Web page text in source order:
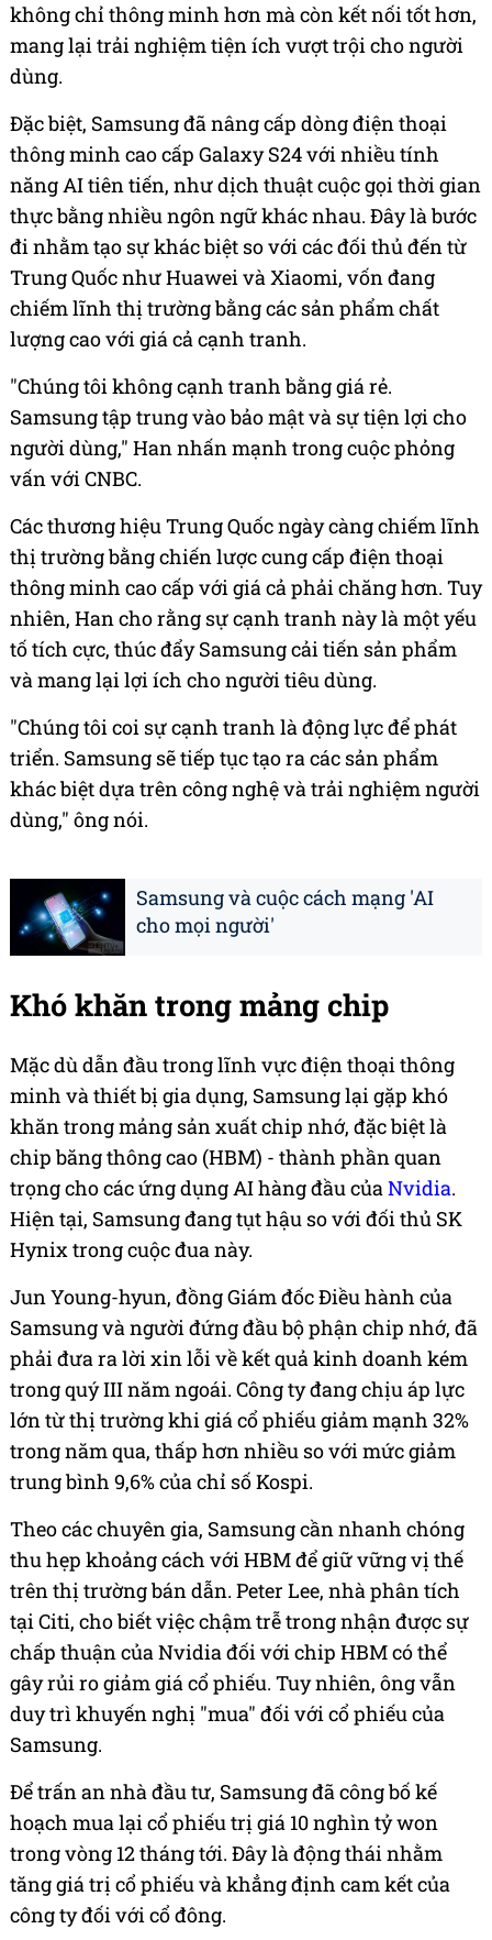
không chỉ thông minh hơn mà còn kết nối tốt hơn,
mang lại trải nghiệm tiện ích vượt trội cho người
dùng.
Đặc biệt, Samsung đã nâng cấp dòng điện thoại
thông minh cao cấp Galaxy S24 với nhiều tính
năng AI tiên tiến, như dịch thuật cuộc gọi thời gian
thực bằng nhiều ngôn ngữ khác nhau. Đây là bước
đi nhằm tạo sự khác biệt so với các đối thủ đến từ
Trung Quốc như Huawei và Xiaomi, vốn đang
chiếm lĩnh thị trường bằng các sản phẩm chất
lượng cao với giá cả cạnh tranh.
"Chúng tôi không cạnh tranh bằng giá rẻ.
Samsung tập trung vào bảo mật và sự tiện lợi cho
người dùng," Han nhấn mạnh trong cuộc phỏng
vấn với CNBC.
Các thương hiệu Trung Quốc ngày càng chiếm lĩnh
thị trường bằng chiến lược cung cấp điện thoại
thông minh cao cấp với giá cả phải chăng hơn. Tuy
nhiên, Han cho rằng sự cạnh tranh này là một yếu
tố tích cực, thúc đẩy Samsung cải tiến sản phẩm
và mang lại lợi ích cho người tiêu dùng.
"Chúng tôi coi sự cạnh tranh là động lực để phát
triển. Samsung sẽ tiếp tục tạo ra các sản phẩm
khác biệt dựa trên công nghệ và trải nghiệm người
dùng," ông nói.
Samsung và cuộc cách mạng 'AI
cho mọi người'
Khó khăn trong mảng chip
Mặc dù dẫn đầu trong lĩnh vực điện thoại thông
minh và thiết bị gia dụng, Samsung lại gặp khó
khăn trong mảng sản xuất chip nhớ, đặc biệt là
chip băng thông cao (HBM) - thành phần quan
trọng cho các ứng dụng AI hàng đầu củaNvidia.
Hiện tại, Samsung đang tụt hậu so với đối thủ SK
Hynix trong cuộc đua này.
Jun Young-hyun, đồng Giám đốc Điều hành của
Samsung và người đứng đầu bộ phận chip nhớ, đã
phải đưa ra lời xin lỗi về kết quả kinh doanh kém
trong quý III năm ngoái. Công ty đang chịu áp lực
lớn từ thị trường khi giá cổ phiếu giảm mạnh 32%
trong năm qua, thấp hơn nhiều so với mức giảm
trung bình 9,6% của chỉ số Kospi.
Theo các chuyên gia, Samsung cần nhanh chóng
thu hẹp khoảng cách với HBM để giữ vững vị thế
trên thị trường bán dẫn. Peter Lee, nhà phân tích
tại Citi, cho biết việc chậm trễ trong nhận được sự
chấp thuận của Nvidia đối với chip HBM có thể
gây rủi ro giảm giá cổ phiếu. Tuy nhiên, ông vẫn
duy trì khuyến nghị "mua" đối với cổ phiếu của
Samsung.
Để trấn an nhà đầu tư, Samsung đã công bố kế
hoạch mua lại cổ phiếu trị giá 10 nghìn tỷ won
trong vòng 12 tháng tới. Đây là động thái nhằm
tăng giá trị cổ phiếu và khẳng định cam kết của
công ty đối với cổ đông.